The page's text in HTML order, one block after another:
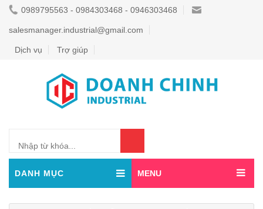
0989795563 - 0984303468 - 0946303468
salesmanager.industrial@gmail.com
Dịch vụ Trợ giúp
DANH MỤC MENU